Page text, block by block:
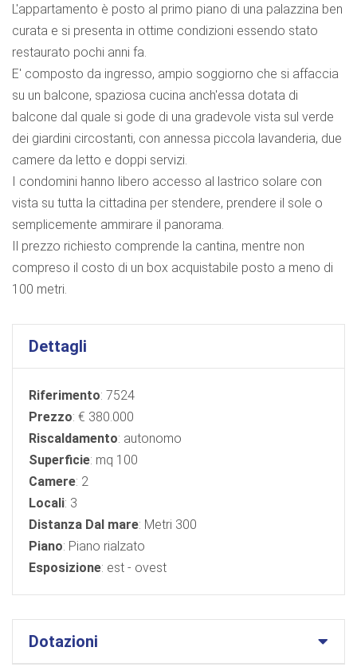
L'appartamento è posto al primo piano di una palazzina ben
curata e si presenta in ottime condizioni essendo stato
restaurato pochi anni fa.
E' composto da ingresso, ampio soggiorno che si affaccia
su un balcone, spaziosa cucina anch'essa dotata di
balcone dal quale si gode di una gradevole vista sul verde
dei giardini circostanti, con annessa piccola lavanderia, due
camere da letto e doppi servizi.
I condomini hanno libero accesso al lastrico solare con
vista su tutta la cittadina per stendere, prendere il sole o
semplicemente ammirare il panorama.
Il prezzo richiesto comprende la cantina, mentre non
compreso il costo di un box acquistabile posto a meno di
100 metri.
Dettagli
Riferimento: 7524
Prezzo: € 380.000
Riscaldamento: autonomo
Superficie: mq 100
Camere: 2
Locali: 3
Distanza Dal mare: Metri 300
Piano: Piano rialzato
Esposizione: est - ovest
Dotazioni